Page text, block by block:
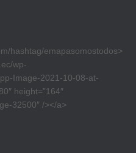
hashtag/emapasomostodos>
wp-
Image-2021-10-08-at-
height=”164″
32500″ /></a>